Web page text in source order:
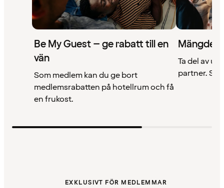
Be My Guest – ge rabatt till en
vän
Som medlem kan du ge bort
medlemsrabatten på hotellrum och få
en frukost.
Mängder
Ta del av
partner. Se
EXKLUSIVT FÖR MEDLEMMAR